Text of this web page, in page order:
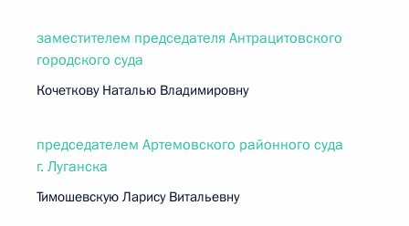
заместителем председателя Антрацитовского
городского суда
Кочеткову Наталью Владимировну
председателем Артемовского районного суда
г. Луганска
Тимошевскую Ларису Витальевну